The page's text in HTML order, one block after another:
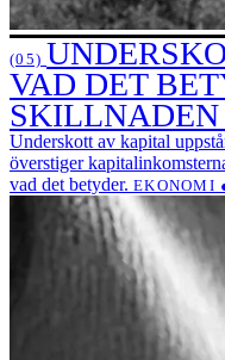
(05)
VAD DET
Underskott av kapital
överstiger
vad det betyder. EKONOMI